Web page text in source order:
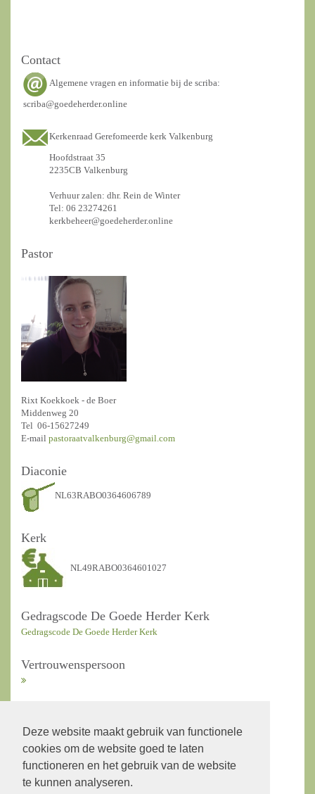
Deze website maakt gebruik van functionele
cookies om de website goed te laten
functioneren en het gebruik van de website
te kunnen analyseren.
Contact
Algemene vragen en informatie bij de scriba:
scriba@goedeherder.online
Kerkenraad Gerefomeerde kerk Valkenburg
Hoofdstraat 35
2235CB Valkenburg
Verhuur zalen: dhr. Rein de Winter
Tel: 06 23274261
kerkbeheer@goedeherder.online
Pastor
Rixt Koekkoek - de Boer
Middenweg 20
Tel 06-15627249
E-mail pastoraatvalkenburg@gmail.com
Diaconie
NL63RABO0364606789
Kerk
NL49RABO0364601027
Gedragscode De Goede Herder Kerk
Gedragscode De Goede Herder Kerk
Vertrouwenspersoon
ANBI Diaconie